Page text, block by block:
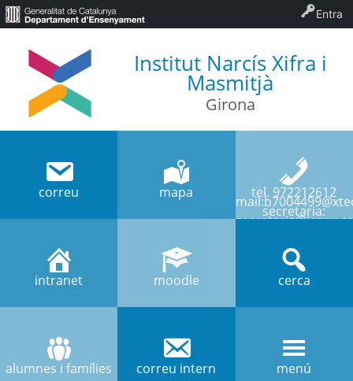
Institut Narcís Xifra i
Masmitjà
Girona
correu mapa tel. 972212612
secretaria:
intranet moodle cerca
alumnes i famílies correu intern menú
Entra